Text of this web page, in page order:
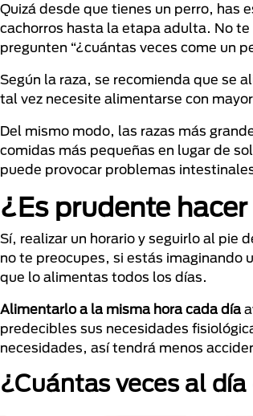
Quizá desde que tienes un perro, has
cachorros hasta la etapa adulta. No
pregunten “¿cuántas veces come un
Según la raza, se recomienda que se
tal vez necesite alimentarse con
Del mismo modo, las razas más
comidas más pequeñas en lugar de
puede provocar problemas
¿Es prudente
Sí, realizar un horario y seguirlo al pie
no te preocupes, si estás imaginando
que lo alimentas todos los días.
Alimentarlo a la misma hora cada día
predecibles sus necesidades
necesidades, así tendrá menos
¿Cuántas veces al